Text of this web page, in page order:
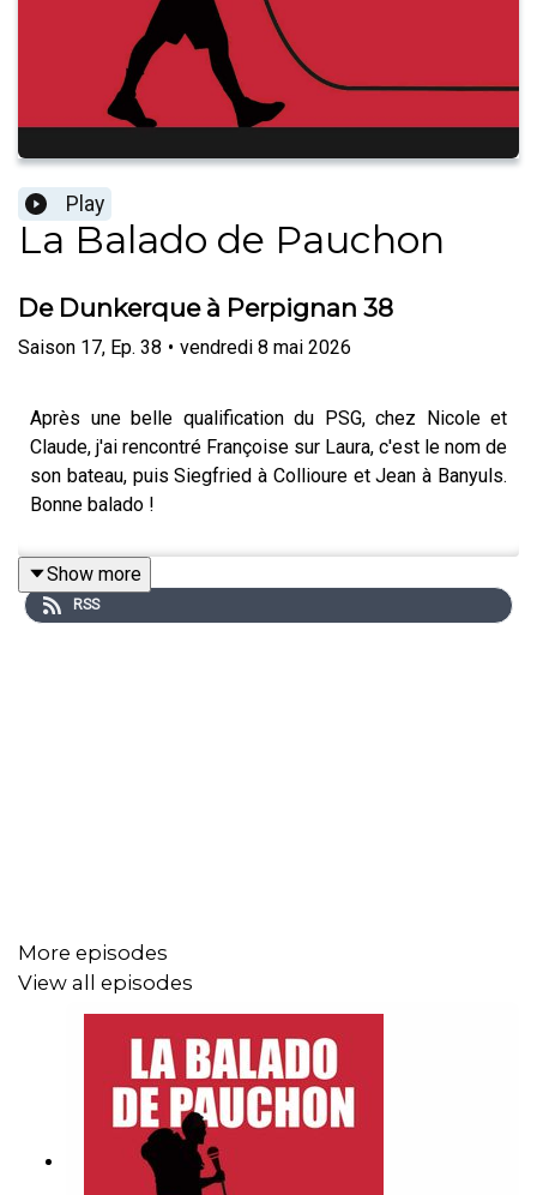
Play
La Balado de Pauchon
De Dunkerque à Perpignan 38
Saison 17, Ep. 38 • vendredi 8 mai 2026
Après une belle qualification du PSG, chez Nicole et
Claude, j'ai rencontré Françoise sur Laura, c'est le nom de
son bateau, puis Siegfried à Collioure et Jean à Banyuls.
Bonne balado !
Show more
RSS
More episodes
View all episodes